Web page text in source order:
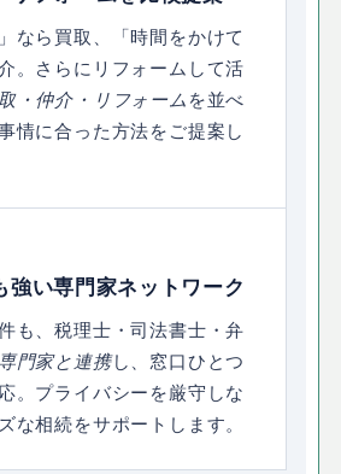
なら買取、「時間をかけて
。さらにリフォームして活
・仲介・リフォーム を並べ
情に合った方法をご提案し
強い専門家ネットワーク
も、税理士・司法書士・弁
門家と連携し、窓口ひとつ
。プライバシーを厳守しな
な相続をサポートします。